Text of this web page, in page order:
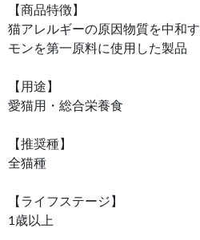
【商品特徴】
猫アレルギーの原因物質を中和
モンを第一原料に使用した製品
【用途】
愛猫用・総合栄養食
【推奨種】
全猫種
【ライフステージ】
1歳以上